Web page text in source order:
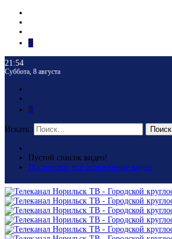
21:54
Суббота, 8 августа
Искать: Поиск
Пустой список видео!
Посмотреть все отложенные видео